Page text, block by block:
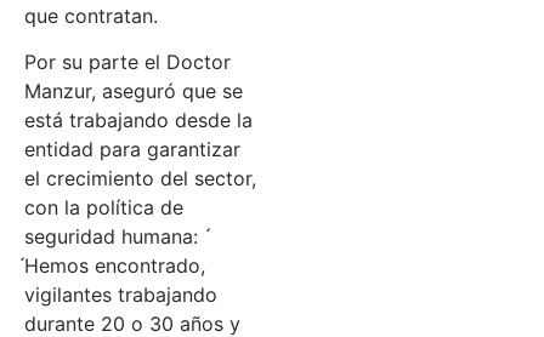
que contratan.
Por su parte el Doctor
Manzur, aseguró que se
está trabajando desde la
entidad para garantizar
el crecimiento del sector,
con la política de
seguridad humana: ́
́Hemos encontrado,
vigilantes trabajando
durante 20 o 30 años y